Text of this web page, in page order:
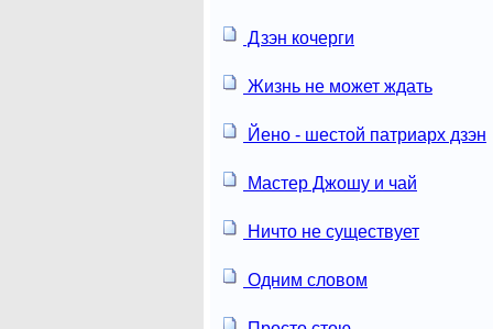
Дзэн кочерги
Жизнь не может ждать
Йено - шестой патриарх дзэн
Мастер Джошу и чай
Ничто не существует
Одним словом